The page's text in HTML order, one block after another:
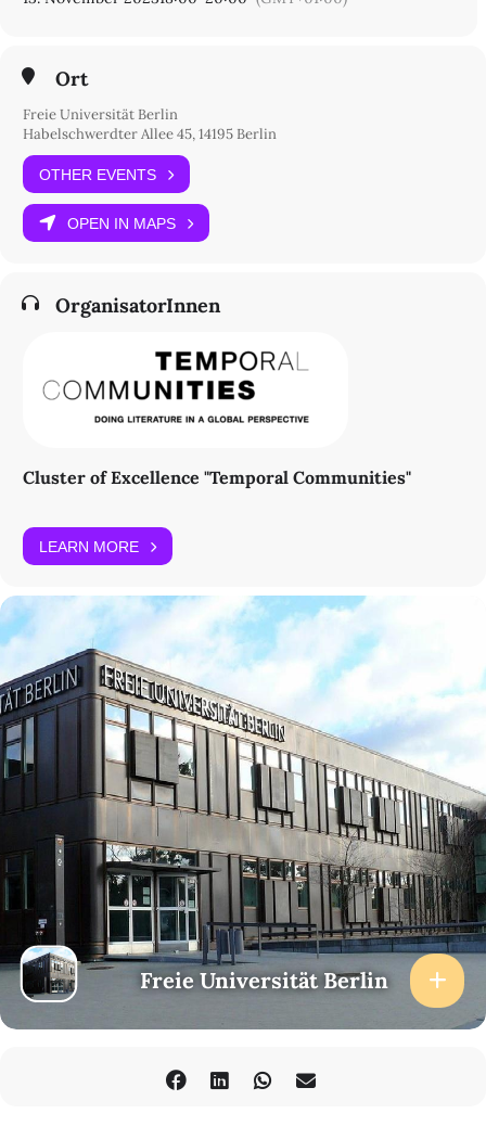
seiner habhaft wurden interpretiert. Und sie zeigen exemplarisch,
ökonomischen Status der Aufnahmen sowie deren epistemische
Funktion adressierbar werden.
Freie Universität Berlin
EXC 2020 "Temporal Communities"
Raum 00.05
Otto-von-Simson-Straße 15
14195 Berlin
Ort
Freie Universität Berlin
Habelschwerdter Allee 45, 14195 Berlin
OTHER EVENTS
OPEN IN MAPS
OrganisatorInnen
Cluster of Excellence "Temporal Communities"
LEARN MORE
Freie Universität Berlin